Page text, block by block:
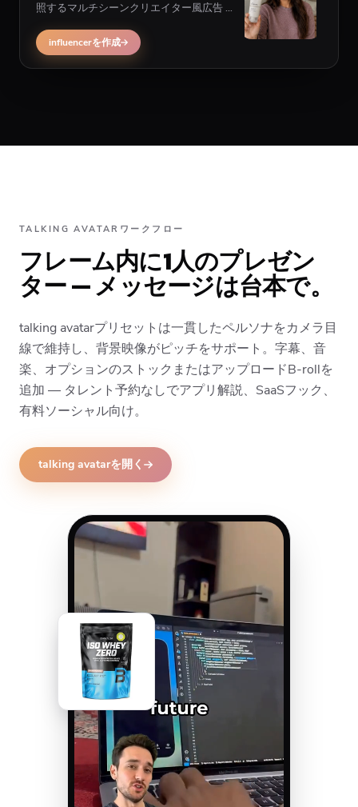
照するマルチシーンクリエイター風広告 —
がシーン内に必要な場合向け。
influencerを作成
TALKING AVATARワークフロー
フレーム内に1人のプレゼン
ター — メッセージは台本で。
talking avatarプリセットは一貫したペルソナをカメラ目
線で維持し、背景映像がピッチをサポート。字幕、音
楽、オプションのストックまたはアップロードB-rollを
追加 — タレント予約なしでアプリ解説、SaaSフック、
有料ソーシャル向け。
talking avatarを開く